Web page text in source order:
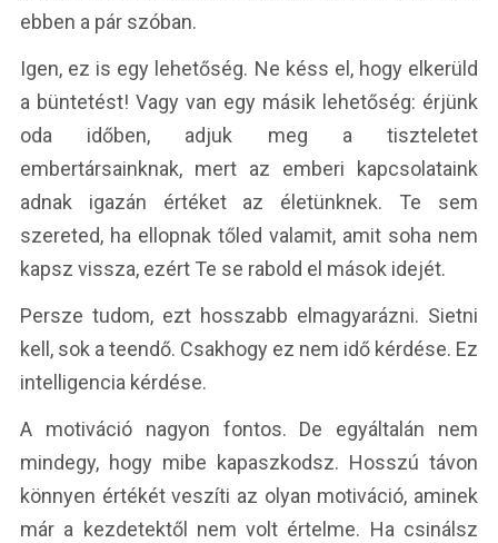
ebben a pár szóban.
Igen, ez is egy lehetőség. Ne késs el, hogy elkerüld
a büntetést! Vagy van egy másik lehetőség: érjünk
oda időben, adjuk meg a tiszteletet
embertársainknak, mert az emberi kapcsolataink
adnak igazán értéket az életünknek. Te sem
szereted, ha ellopnak tőled valamit, amit soha nem
kapsz vissza, ezért Te se rabold el mások idejét.
Persze tudom, ezt hosszabb elmagyarázni. Sietni
kell, sok a teendő. Csakhogy ez nem idő kérdése. Ez
intelligencia kérdése.
A motiváció nagyon fontos. De egyáltalán nem
mindegy, hogy mibe kapaszkodsz. Hosszú távon
könnyen értékét veszíti az olyan motiváció, aminek
már a kezdetektől nem volt értelme. Ha csinálsz